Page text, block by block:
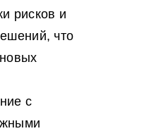
рисков и
что
с